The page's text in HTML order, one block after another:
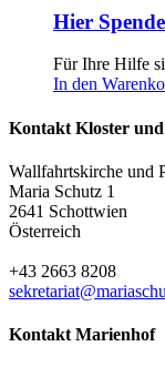
Hier
Für Ihre Hilfe
In den
Kontakt Kloster
Wallfahrtskirche und
Maria Schutz 1
2641 Schottwien
Österreich
+43 2663 8208
Kontakt Marienhof